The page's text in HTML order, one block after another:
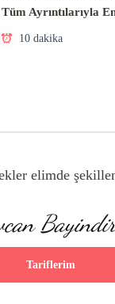
Tüm Ayrıntılarıyla
10 dakika
elimde
Tariflerim